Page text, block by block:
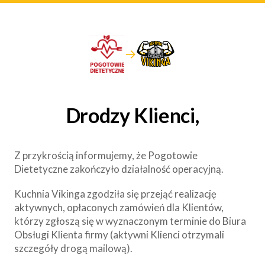
→
Drodzy Klienci,
Z przykrością informujemy, że Pogotowie
Dietetyczne zakończyło działalność operacyjną.
Kuchnia Vikinga zgodziła się przejąć realizację
aktywnych, opłaconych zamówień dla Klientów,
którzy zgłoszą się w wyznaczonym terminie do Biura
Obsługi Klienta firmy (aktywni Klienci otrzymali
szczegóły drogą mailową).